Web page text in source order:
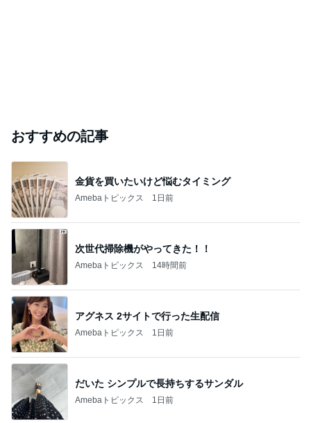
おすすめの記事
金貨を買いたいけど悩むタイミング
Amebaトピックス 1日前
次世代掃除機がやってきた！！
Amebaトピックス 14時間前
アグネス 2サイトで行った生配信
Amebaトピックス 1日前
だいた シンプルで長持ちするサンダル
Amebaトピックス 1日前